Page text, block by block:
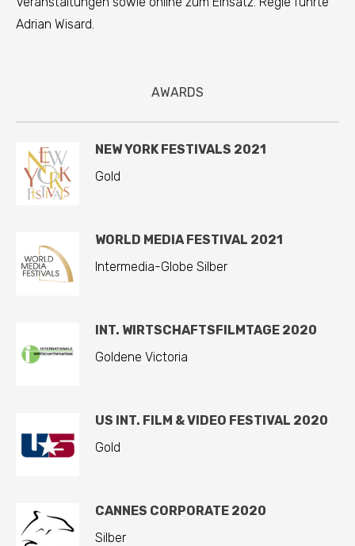
Adrian Wisard.
AWARDS
NEW YORK FESTIVALS 2021
Gold
WORLD MEDIA FESTIVAL 2021
Intermedia-Globe Silber
INT. WIRTSCHAFTSFILMTAGE 2020
Goldene Victoria
US INT. FILM & VIDEO FESTIVAL 2020
Gold
CANNES CORPORATE 2020
Silber